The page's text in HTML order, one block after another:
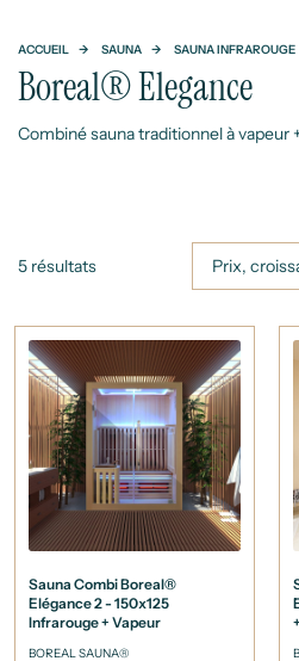
ACCUEIL SAUNA SAUNA INFRAROUGE
Boreal® Elegance
Combiné sauna traditionnel à vapeur
5 résultats
Sauna Combi Boreal®
Elégance 2 - 150x125
Infrarouge + Vapeur
BOREAL SAUNA®